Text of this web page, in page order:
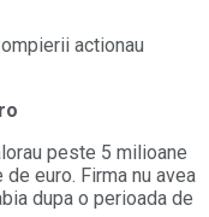
actionau
peste 5 milioane
euro. Firma nu avea
dupa o perioada de